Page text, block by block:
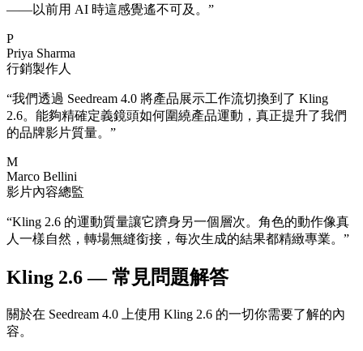
——以前用 AI 時這感覺遙不可及。 ”
P
Priya Sharma
行銷製作人
“我們透過 Seedream 4.0 將產品展示工作流切換到了 Kling
2.6。能夠精確定義鏡頭如何圍繞產品運動，真正提升了我們
的品牌影片質量。 ”
M
Marco Bellini
影片內容總監
“Kling 2.6 的運動質量讓它躋身另一個層次。角色的動作像真
人一樣自然，轉場無縫銜接，每次生成的結果都精緻專業。 ”
Kling 2.6 — 常見問題解答
關於在 Seedream 4.0 上使用 Kling 2.6 的一切你需要了解的內
容。